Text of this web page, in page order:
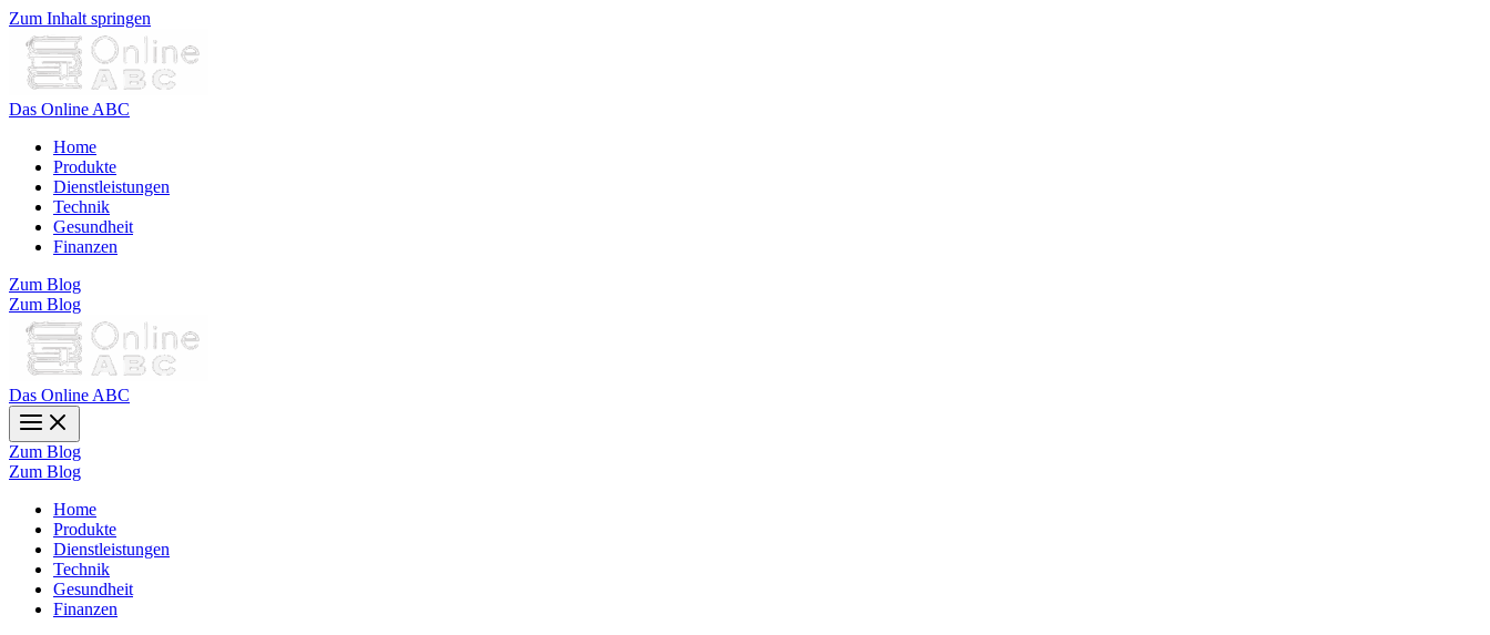
Zum Inhalt springen
Das Online ABC
Home
Produkte
Dienstleistungen
Technik
Gesundheit
Finanzen
Zum Blog
Zum Blog
Das Online ABC
Zum Blog
Zum Blog
Home
Produkte
Dienstleistungen
Technik
Gesundheit
Finanzen